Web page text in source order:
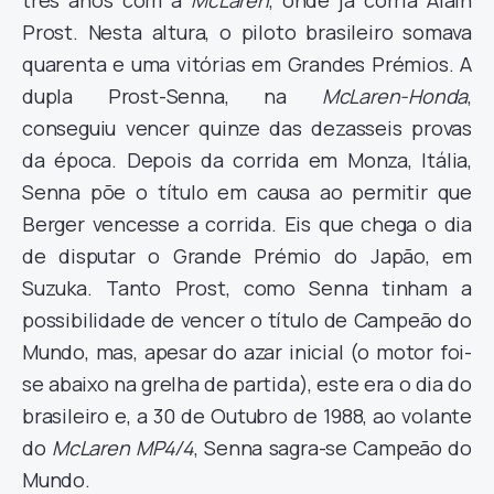
Prost. Nesta altura, o piloto brasileiro somava
quarenta e uma vitórias em Grandes Prémios. A
dupla Prost-Senna, na McLaren-Honda,
conseguiu vencer quinze das dezasseis provas
da época. Depois da corrida em Monza, Itália,
Senna põe o título em causa ao permitir que
Berger vencesse a corrida. Eis que chega o dia
de disputar o Grande Prémio do Japão, em
Suzuka. Tanto Prost, como Senna tinham a
possibilidade de vencer o título de Campeão do
Mundo, mas, apesar do azar inicial (o motor foi-
se abaixo na grelha de partida), este era o dia do
brasileiro e, a 30 de Outubro de 1988, ao volante
do McLaren MP4/4, Senna sagra-se Campeão do
Mundo.